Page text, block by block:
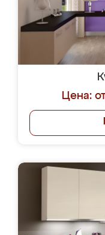
Цена: